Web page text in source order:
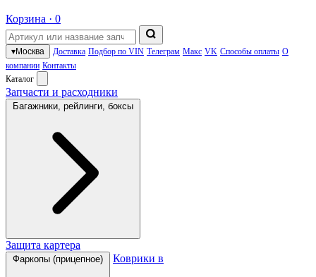
Корзина · 0
▾Москва Доставка Подбор по VIN Телеграм Макс VK Способы оплаты О
компании Контакты
Каталог
Запчасти и расходники
Багажники, рейлинги, боксы
Защита картера
Фаркопы (прицепное) Коврики в